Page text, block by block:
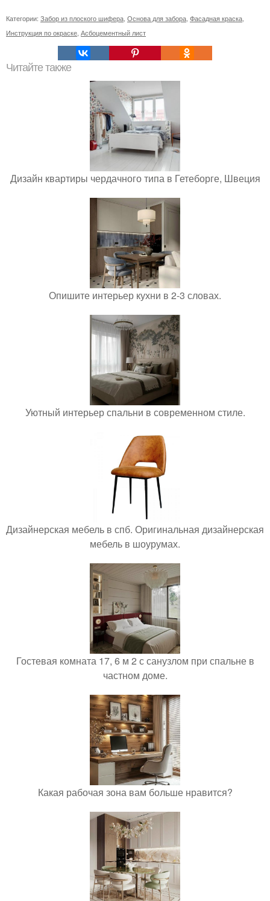
Категории: Забор из плоского шифера Основа для забора Фасадная краска
Инструкция по окраске Асбоцементный лист
Читайте также
Дизайн квартиры чердачного типа в Гетеборге, Швеция
Опишите интерьер кухни в 2-3 словах.
Уютный интерьер спальни в современном стиле.
Дизайнерская мебель в спб. Оригинальная дизайнерская
мебель в шоурумах.
Гостевая комната 17, 6 м 2 с санузлом при спальне в
частном доме.
Какая рабочая зона вам больше нравится?